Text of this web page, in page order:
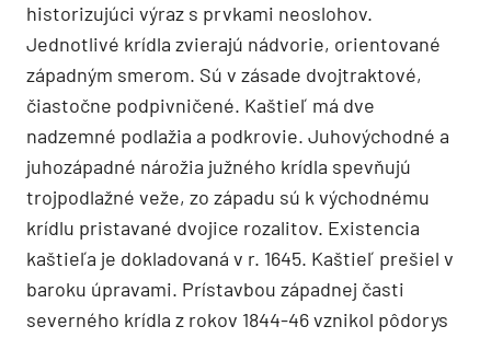
historizujúci výraz s prvkami neoslohov.
Jednotlivé krídla zvierajú nádvorie, orientované
západným smerom. Sú v zásade dvojtraktové,
čiastočne podpivničené. Kaštieľ má dve
nadzemné podlažia a podkrovie. Juhovýchodné a
juhozápadné nárožia južného krídla spevňujú
trojpodlažné veže, zo západu sú k východnému
krídlu pristavané dvojice rozalitov. Existencia
kaštieľa je dokladovaná v r. 1645. Kaštieľ prešiel v
baroku úpravami. Prístavbou západnej časti
severného krídla z rokov 1844-46 vznikol pôdorys